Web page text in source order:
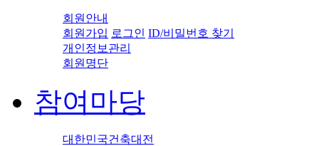
회원안내
회원가입 로그인 ID/비밀번호 찾기
개인정보관리
회원명단
참여마당
대한민국건축대전